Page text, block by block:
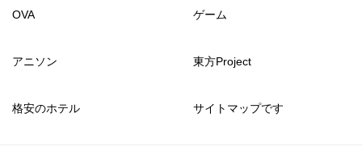
OVA ゲーム
アニソン 東方Project
格安のホテル サイトマップです